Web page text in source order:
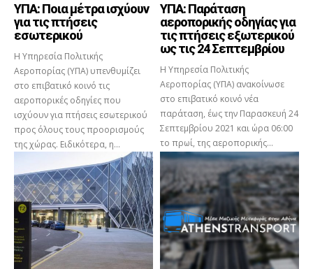
ΥΠΑ: Ποια μέτρα ισχύουν
για τις πτήσεις
εσωτερικού
Η Υπηρεσία Πολιτικής
Αεροπορίας (ΥΠΑ) υπενθυμίζει
στο επιβατικό κοινό τις
αεροπορικές οδηγίες που
ισχύουν για πτήσεις εσωτερικού
προς όλους τους προορισμούς
της χώρας. Ειδικότερα, η...
ΥΠΑ: Παράταση
αεροπορικής οδηγίας για
τις πτήσεις εξωτερικού
ως τις 24 Σεπτεμβρίου
Η Υπηρεσία Πολιτικής
Αεροπορίας (ΥΠΑ) ανακοίνωσε
στο επιβατικό κοινό νέα
παράταση, έως την Παρασκευή 24
Σεπτεμβρίου 2021 και ώρα 06:00
το πρωί, της αεροπορικής...